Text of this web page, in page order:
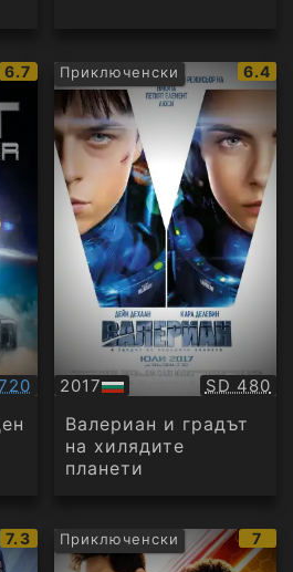
IMDb
рейтинг:
6.7 Приключенски
IMDb
6.4
2017
БГ
аудио
SD 480
Валериан и градът
на хилядите
планети
IMDb
рейтинг:
7.3 Приключенски 7